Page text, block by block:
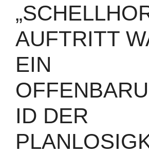
AUFTRITT
EIN
ID DER